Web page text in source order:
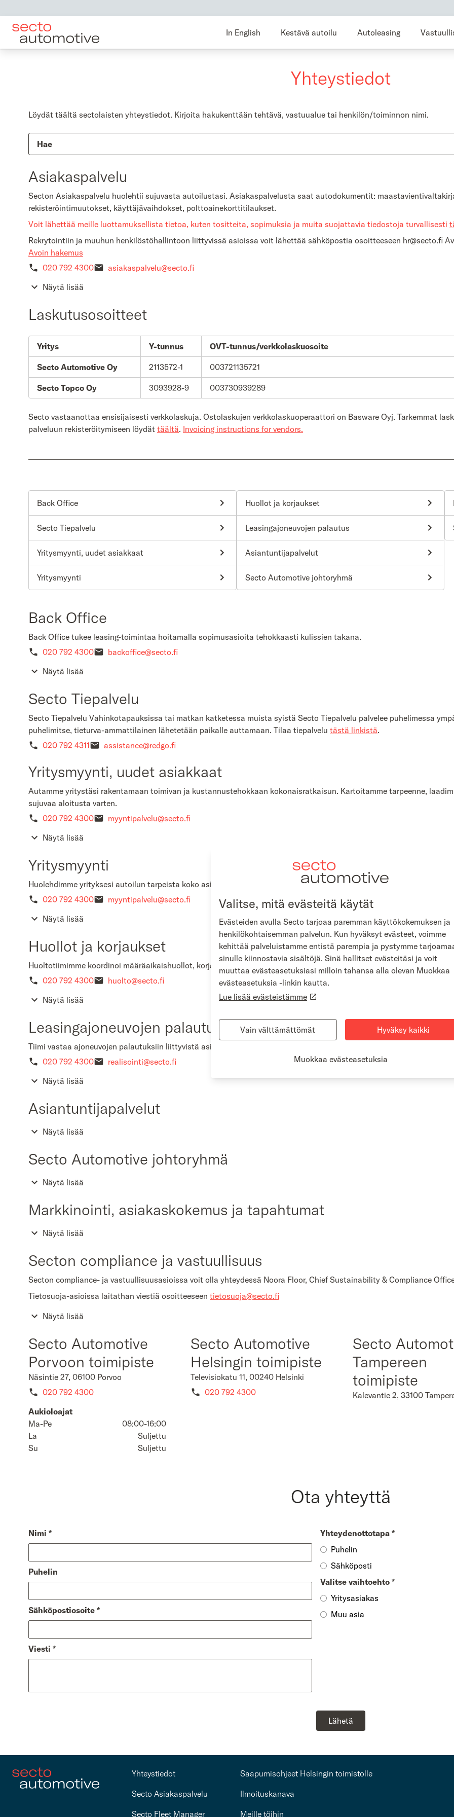
In English Kestävä autoilu Autoleasing
Yhteystiedot
Löydät täältä sectolaisten yhteystiedot. Kirjoita hakukenttään tehtävä, vastuualue tai henkilön/toiminnon nimi.
Asiakaspalvelu
Secton Asiakaspalvelu huolehtii sujuvasta autoilustasi. Asiakaspalvelusta saat autodokumentit:
rekisteröintimuutokset, käyttäjävaihdokset, polttoainekorttitilaukset.
Voit lähettää meille luottamuksellista tietoa, kuten tositteita, sopimuksia ja muita suojattavia tiedostoja turvallisesti
Rekrytointiin ja muuhun henkilöstöhallintoon liittyvissä asioissa voit lähettää sähköpostia osoitteeseen hr@secto.fi
Avoin hakemus
020 792 4300
asiakaspalvelu@secto.fi
Näytä lisää
Laskutusosoitteet
Yritys Y-tunnus OVT-tunnus/verkkolaskuosoite
Secto Automotive Oy 2113572-1 003721135721
Secto Topco Oy 3093928-9 003730939289
Secto vastaanottaa ensisijaisesti verkkolaskuja. Ostolaskujen verkkolaskuoperaattori on Basware Oyj. Tarkemmat
palveluun rekisteröitymiseen löydät täältä. Invoicing instructions for vendors.
Back Office
Secto Tiepalvelu
Yritysmyynti, uudet asiakkaat
Yritysmyynti
Huollot ja korjaukset
Leasingajoneuvojen palautus
Asiantuntijapalvelut
Secto Automotive johtoryhmä
Back Office
Back Office tukee leasing-toimintaa hoitamalla sopimusasioita tehokkaasti kulissien takana.
020 792 4300
backoffice@secto.fi
Näytä lisää
Secto Tiepalvelu
Secto Tiepalvelu Vahinkotapauksissa tai matkan katketessa muista syistä Secto Tiepalvelu palvelee puhelimessa
puhelimitse, tieturva-ammattilainen lähetetään paikalle auttamaan. Tilaa tiepalvelu tästä linkistä.
020 792 4311
assistance@redgo.fi
Yritysmyynti, uudet asiakkaat
Autamme yritystäsi rakentamaan toimivan ja kustannustehokkaan kokonaisratkaisun. Kartoitamme tarpeenne,
sujuvaa aloitusta varten.
020 792 4300
myyntipalvelu@secto.fi
Näytä lisää
Yritysmyynti
Huolehdimme yrityksesi autoilun tarpeista koko asiakassuhteen aikana
020 792 4300
myyntipalvelu@secto.fi
Näytä lisää
Huollot ja korjaukset
Huoltotiimimme koordinoi määräaikaishuollot, korjaukset, rengasasiat sekä ajoneuvojen tekniset kysymykset.
020 792 4300
huolto@secto.fi
Näytä lisää
Leasingajoneuvojen palautus
Tiimi vastaa ajoneuvojen palautuksiin liittyvistä asioista.
020 792 4300
realisointi@secto.fi
Näytä lisää
Asiantuntijapalvelut
Näytä lisää
Secto Automotive johtoryhmä
Näytä lisää
Markkinointi, asiakaskokemus ja tapahtumat
Näytä lisää
Secton compliance ja vastuullisuus
Secton compliance- ja vastuullisuusasioissa voit olla yhteydessä Noora Floor, Chief Sustainability & Compliance
Tietosuoja-asioissa laitathan viestiä osoitteeseen tietosuoja@secto.fi
Näytä lisää
Secto Automotive
Porvoon toimipiste
Näsintie 27, 06100 Porvoo
020 792 4300
Aukioloajat
Ma-Pe
08:00-16:00
La
Suljettu
Su
Suljettu
Secto Automotive
Helsingin toimipiste
Televisiokatu 11, 00240 Helsinki
020 792 4300
Secto
Tampereen
toimipiste
Kalevantie 2, 33100
Ota yhteyttä
Nimi *
Puhelin
Sähköpostiosoite *
Viesti *
Yhteydenottotapa *
Puhelin
Sähköposti
Valitse vaihtoehto *
Yritysasiakas
Muu asia
Lähetä
Yhteystiedot
Secto Asiakaspalvelu
Secto Fleet Manager
Saapumisohjeet Helsingin toimistolle
Ilmoituskanava
Meille töihin
Valitse, mitä evästeitä käytät
Evästeiden avulla Secto tarjoaa paremman käyttökokemuksen ja
henkilökohtaisemman palvelun. Kun hyväksyt evästeet, voimme
kehittää palveluistamme entistä parempia ja pystymme
sinulle kiinnostavia sisältöjä. Sinä hallitset evästeitäsi ja voit
muuttaa evästeasetuksiasi milloin tahansa alla olevan Muokkaa
evästeasetuksia -linkin kautta.
Lue lisää evästeistämme
Vain välttämättömät Hyväksy kaikki
Muokkaa evästeasetuksia